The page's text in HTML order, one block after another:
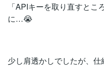
「APIキーを取り直すと
に…😭
少し肩透かしでしたが、仕